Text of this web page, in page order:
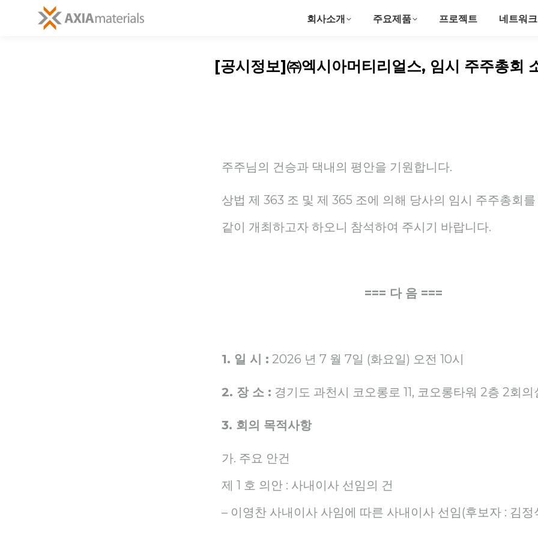
회사소개 주요제품 프로젝트 네트워크
[공시정보]㈜엑시아머티리얼스, 임시 주주총회
주주님의 건승과 댁내의 평안을 기원합니다.
상법 제 363 조 및 제 365 조에 의해 당사의 임시 주주총회
같이 개최하고자 하오니 참석하여 주시기 바랍니다.
=== 다 음 ===
1. 일 시 : 2026 년 7 월 7일 (화요일) 오전 10시
2. 장 소 : 경기도 과천시 코오롱로 11, 코오롱타워 2층 2회의
3. 회의 목적사항
가. 주요 안건
제 1 호 의안 : 사내이사 선임의 건
– 이영찬 사내이사 사임에 따른 사내이사 선임(후보자 : 김정